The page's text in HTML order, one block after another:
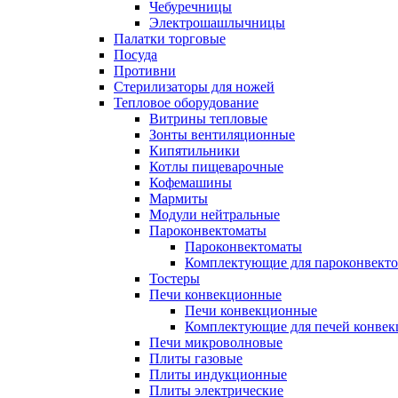
Чебуречницы
Электрошашлычницы
Палатки торговые
Посуда
Противни
Стерилизаторы для ножей
Тепловое оборудование
Витрины тепловые
Зонты вентиляционные
Кипятильники
Котлы пищеварочные
Кофемашины
Мармиты
Модули нейтральные
Пароконвектоматы
Пароконвектоматы
Комплектующие для
Тостеры
Печи конвекционные
Печи конвекционные
Комплектующие для печей
Печи микроволновые
Плиты газовые
Плиты индукционные
Плиты электрические